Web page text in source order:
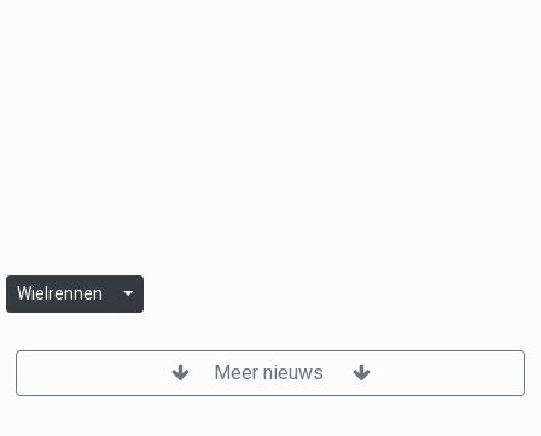
Wielrennen
Meer nieuws